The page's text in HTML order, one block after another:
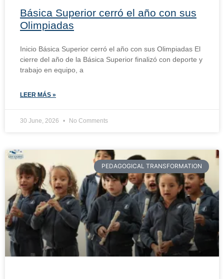
Básica Superior cerró el año con sus
Olimpiadas
Inicio Básica Superior cerró el año con sus Olimpiadas El
cierre del año de la Básica Superior finalizó con deporte y
trabajo en equipo, a
LEER MÁS »
30 June, 2026 No Comments
PEDAGOGICAL TRANSFORMATION